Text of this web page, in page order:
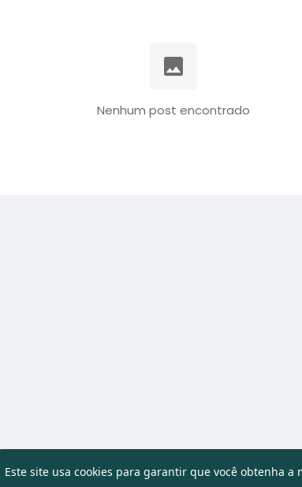
Este site usa cookies para garantir que você obtenha a
Nenhum post encontrado